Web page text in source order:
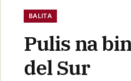
BALITA
Pulis na
del Sur